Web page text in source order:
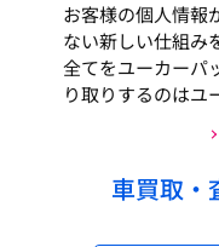
お客様の個人情報
ない新しい仕組み
全てをユーカーパ
り取りするのはユ
車買取・